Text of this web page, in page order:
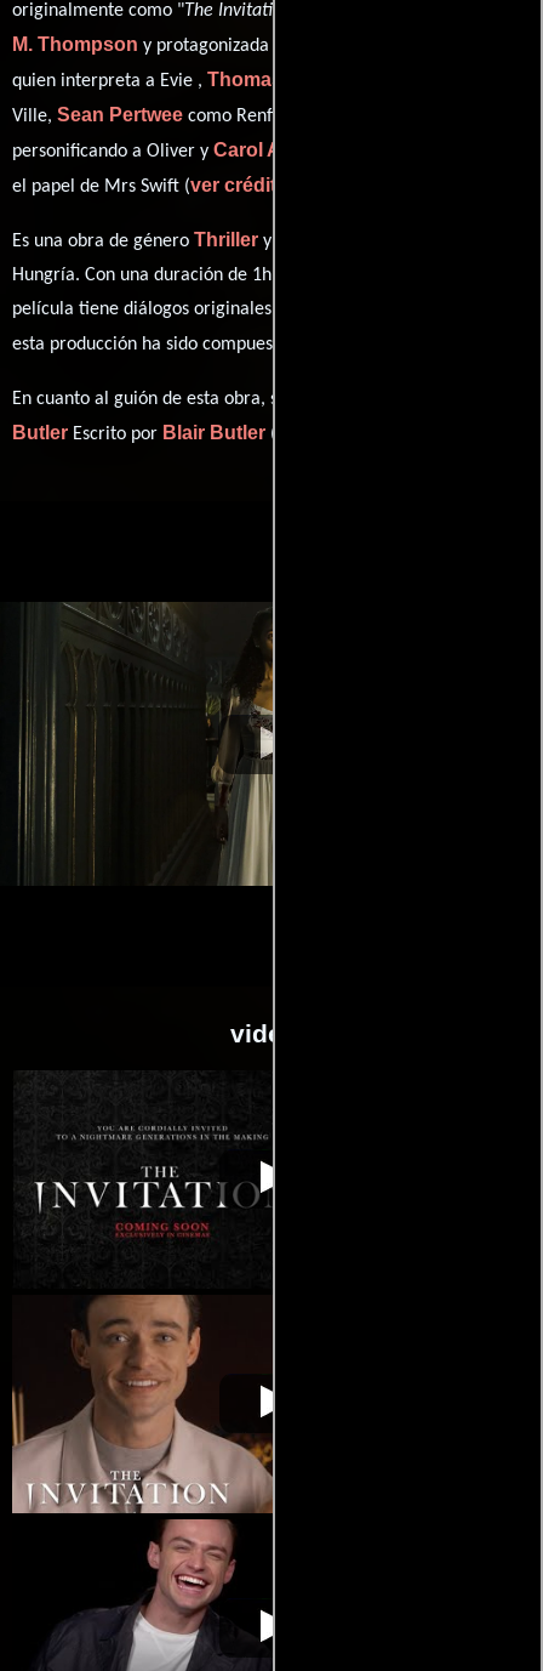
originalmente como "The Invitation
M. Thompson y protagonizada por
quien interpreta a Evie , Thomas Doherty
Ville, Sean Pertwee como Renfield,
personificando a Oliver y Carol Ann Crawford
el papel de Mrs Swift (ver créditos completos
Es una obra de género Thriller y
Hungría. Con una duración de 1h 45m (105 minutos), esta
película tiene diálogos originales en
esta producción ha sido compuesta por
En cuanto al guión de esta obra, se encuentra a cargo de
Butler Escrito por Blair Butler (Escrito por).
videos
Invitación al
infierno
Video de la película Invitación al
Invitación al
infierno
Video de la película Invitación al
Invitación al
infierno
Video de la película Invitación al